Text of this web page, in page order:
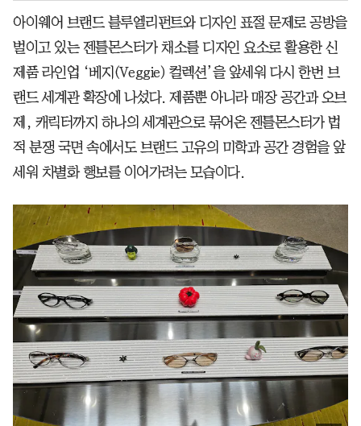
아이웨어 브랜드 블루엘리펀트와 디자인 표절 문제로 공방을
벌이고 있는 젠틀몬스터가 채소를 디자인 요소로 활용한 신
제품 라인업 ‘베지(Veggie) 컬렉션’을 앞세워 다시 한번 브
랜드 세계관 확장에 나섰다. 제품뿐 아니라 매장 공간과 오브
제, 캐릭터까지 하나의 세계관으로 묶어온 젠틀몬스터가 법
적 분쟁 국면 속에서도 브랜드 고유의 미학과 공간 경험을 앞
세워 차별화 행보를 이어가려는 모습이다.